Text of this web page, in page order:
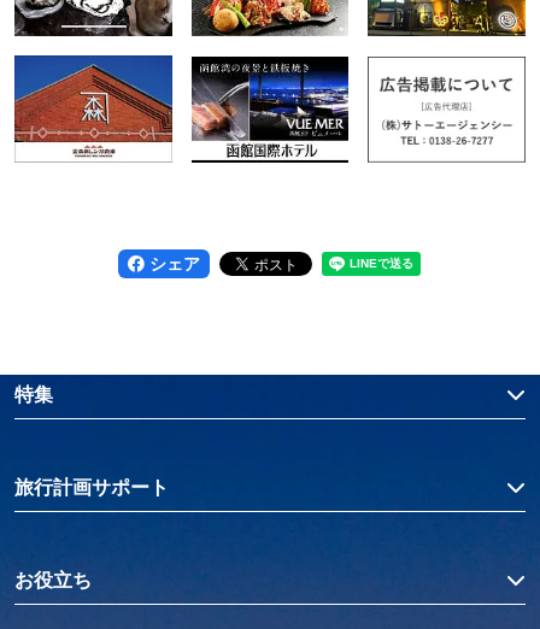
シェア
特集
旅行計画サポート
お役立ち